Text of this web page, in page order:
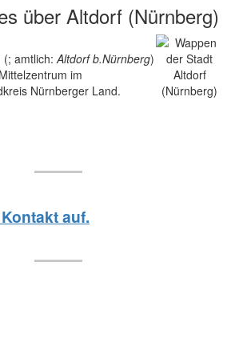
über Altdorf (Nürnberg)
(; amtlich:Altdorf b.Nürnberg)
im
Nürnberger Land.
auf.